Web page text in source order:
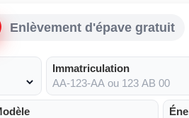
Enlèvement d'épave gratuit
Immatriculation